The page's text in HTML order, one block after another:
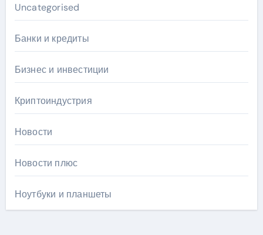
Uncategorised
Банки и кредиты
Бизнес и инвестиции
Криптоиндустрия
Новости
Новости плюс
Ноутбуки и планшеты